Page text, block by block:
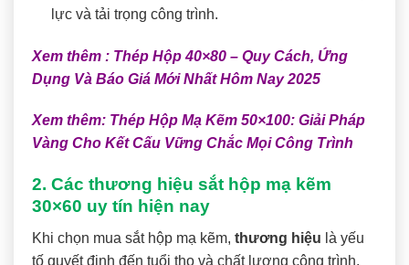
lực và tải trọng công trình.
Xem thêm : Thép Hộp 40×80 – Quy Cách, Ứng
Dụng Và Báo Giá Mới Nhất Hôm Nay 2025
Xem thêm: Thép Hộp Mạ Kẽm 50×100: Giải Pháp
Vàng Cho Kết Cấu Vững Chắc Mọi Công Trình
2. Các thương hiệu sắt hộp mạ kẽm
30×60 uy tín hiện nay
Khi chọn mua sắt hộp mạ kẽm, thương hiệu là yếu
tố quyết định đến tuổi thọ và chất lượng công trình.